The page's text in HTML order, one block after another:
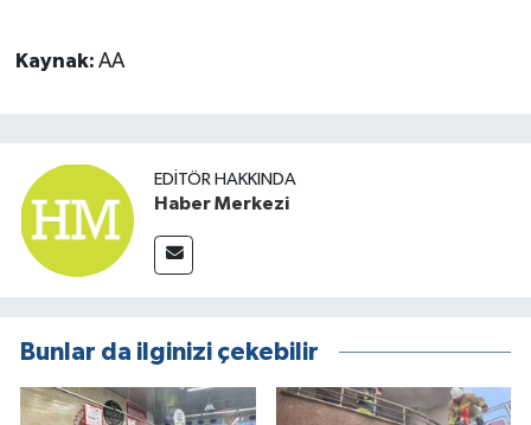
Kaynak: AA
EDITÖR HAKKINDA
Haber Merkezi
Bunlar da ilginizi çekebilir